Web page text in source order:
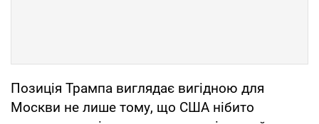
Позиція Трампа виглядає вигідною для
Москви не лише тому, що США нібито